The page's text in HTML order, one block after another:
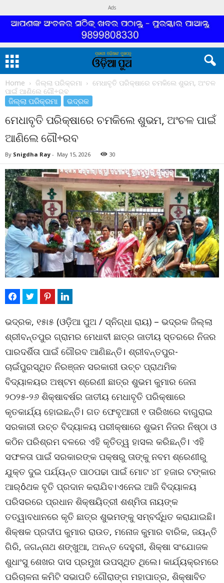
Ads
Home ଜିଲ୍ଲା ପରିକ୍ରମା
ମେଧାବୃତି ପରିକ୍ଷାରେ ଚମକିଲେ ଶୁଭମ, ଅଂଚଳ
ପାଇଁ ଆଣିଲେ ଗୌ÷ରବ
ଜିଲ୍ଲା ପରିକ୍ରମା ଭଦ୍ରକ
ମେଧାବୃତି ପରିକ୍ଷାରେ ଚମକିଲେ ଶୁଭମ, ଅଂଚଳ ପାଇଁ
ଆଣିଲେ ଗୌ÷ରବ
By Snigdha Ray - May 15, 2026 30
ଭଦ୍ରକ, ୧୫ା୫ (ଓଡ଼ିଆ ପୁଅ / ସ୍ନିଗ୍ଧା ରାୟ) – ଭଦ୍ରକ ଜିଲ୍ଲା
ଶ୍ରୀବନ୍ତପୁର ଗ୍ରାମର ମେଧାବୀ ଛାତ୍ର ଜାତୀୟ ସ୍ତରରେ ନିଜର
ପାରଦର୍ଶିତା ପାଇଁ ଗୌରବ ଆଣିଛନ୍ତି। ଶ୍ରୀବନ୍ତପୁର-
ଚାଇଁପୁରସ୍ଥିତ ନିରଞ୍ଜନ ସରକାରୀ ଉଚ୍ଚ ପ୍ରାଥମିକ
ବିଦ୍ୟାଳୟର ଅଷ୍ଟମ ଶ୍ରେଣୀ ଛାତ୍ର ଶୁଭମ କୁମାର ଜେନା
୨୦୨୫-୨୬ ଶିକ୍ଷାବର୍ଷର ଜାତୀୟ ମେଧାବୃତି ପରିକ୍ଷାରେ
କୃତକାର୍ଯ୍ୟ ହୋଇଛନ୍ତି। ଗତ ଫେବୃଆରୀ ୧ ତାରିଖରେ ବାଗୁରାଇ
ସରକାରୀ ଉଚ୍ଚ ବିଦ୍ୟାଳୟ ପରୀକ୍ଷାରେ ଶୁଭମ ନିଜର ନିଷ୍ଠା ଓ
କଠିନ ପରିଶ୍ରମ ବଳରେ ଏହି କୃତିତ୍ୱ ହାସଲ କରିଛନ୍ତି। ଏହି
ସଫଳତା ପାଇଁ ସରକାରଙ୍କ ପକ୍ଷରୁ ତାଙ୍କୁ ନବମ ଶ୍ରେଣୀରୁ
ଯୁକ୍ତ ଦୁଇ ପର୍ଯ୍ୟନ୍ତ ପାଠପଢା ପାଇଁ ମୋଟ ୪୮ ହଜାର ଟଙ୍କାର
ଆର୍ôଥକ ବୃତି ପ୍ରଦାନ କରାଯିବ।ଏନେଇ ଆଜି ବିଦ୍ୟାଳୟ
ପରିସରରେ ପ୍ରଧାନ ଶିକ୍ଷୟିତ୍ରୀ ଶଶ୍ମିତା ନାୟଙ୍କ
ତତ୍ୱାବଧାନରେ କୃତି ଛାତ୍ର ଶୁଭମଙ୍କୁ ସମ୍ବର୍ଦ୍ଧିତ କରାଯାଇଛି।
ଶିକ୍ଷକ ପ୍ରଦୀପ କୁମାର ରାଉତ, ମନୋଜ କୁମାର ବାରିକ, ଜୟନ୍ତି
ଗିରି, ଜଗନ୍ନାଥ ଶଙ୍ଖୁଆ, ଅନନ୍ତ ଦେହୁରୀ, ଶିକ୍ଷା ସଂଯୋଜକ
ଶୁଧାଂସୁ ଶେଖର ଦାସ ପ୍ରମୁଖ ଉପସ୍ଥିତ ଥିଲେ। କାର୍ଯ୍ୟକ୍ରମରେ
ପରିଚାଳନା କମିଟି ସଭାପତି ଗୌରାଙ୍ଗ ମହାପାତ୍ର, ଶିକ୍ଷାବିତ